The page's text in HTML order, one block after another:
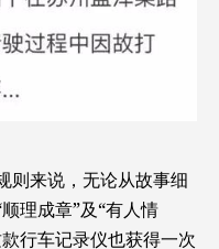
则来说，无论从故事细
理成章”及“有人情
行车记录仪也获得一次